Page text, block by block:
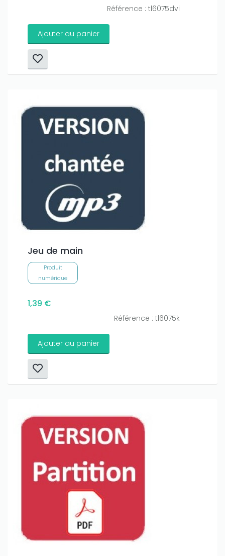
Référence : tl6075dvi
Ajouter au panier
Jeu de main
Produit
numérique
1,39 €
Référence : tl6075k
Ajouter au panier